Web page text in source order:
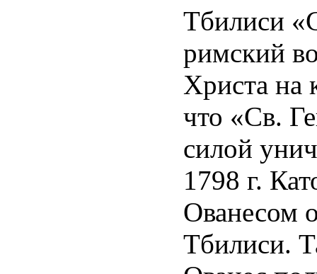
Тбилиси
римский
Христа на
что «Св.
силой
1798 г.
Ованесом
Тбилиси.